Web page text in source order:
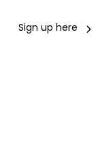
Sign up here